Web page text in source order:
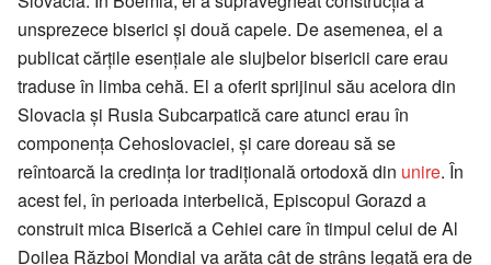
unsprezece biserici și două capele. De asemenea, el a
publicat cărțile esențiale ale slujbelor bisericii care erau
traduse în limba cehă. El a oferit sprijinul său acelora din
Slovacia și Rusia Subcarpatică care atunci erau în
componența Cehoslovaciei, și care doreau să se
reîntoarcă la credința lor tradițională ortodoxă din unire. În
acest fel, în perioada interbelică, Episcopul Gorazd a
construit mica Biserică a Cehiei care în timpul celui de Al
Doilea Război Mondial va arăta cât de strâns legată era de